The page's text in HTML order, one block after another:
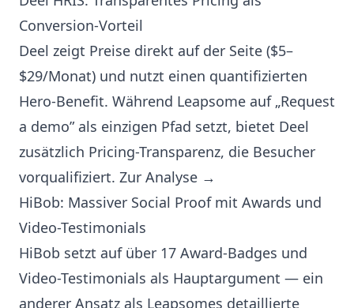
Conversion-Vorteil
Deel zeigt Preise direkt auf der Seite ($5–
$29/Monat) und nutzt einen quantifizierten
Hero-Benefit. Während Leapsome auf „Request
a demo” als einzigen Pfad setzt, bietet Deel
zusätzlich Pricing-Transparenz, die Besucher
vorqualifiziert. Zur Analyse →
HiBob: Massiver Social Proof mit Awards und
Video-Testimonials
HiBob setzt auf über 17 Award-Badges und
Video-Testimonials als Hauptargument — ein
anderer Ansatz als Leapsomes detaillierte